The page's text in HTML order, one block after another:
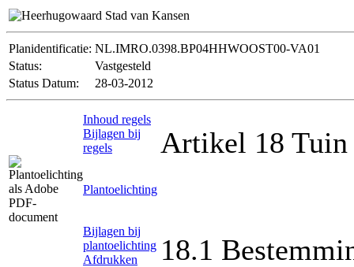
Planidentificatie: NL.IMRO.0398.BP04HHWOOST00-VA01
Status:
Vastgesteld
Status Datum:
28-03-2012
Inhoud regels
Bijlagen bij
regels
Plantoelichting
Bijlagen bij
plantoelichting
Afdrukken
Artikel 18 Tuin
18.1